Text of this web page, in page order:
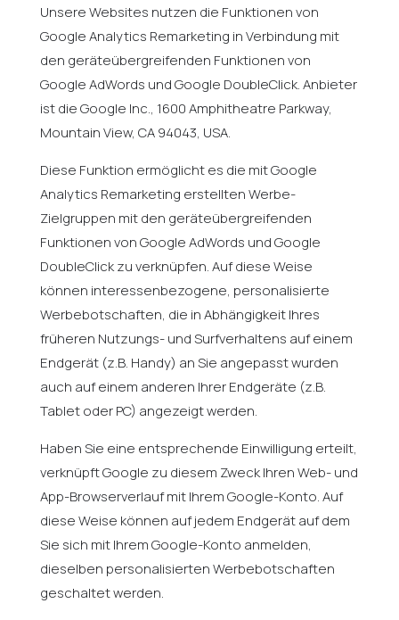
Unsere Websites nutzen die Funktionen von
Google Analytics Remarketing in Verbindung mit
den geräteübergreifenden Funktionen von
Google AdWords und Google DoubleClick. Anbieter
ist die Google Inc., 1600 Amphitheatre Parkway,
Mountain View, CA 94043, USA.
Diese Funktion ermöglicht es die mit Google
Analytics Remarketing erstellten Werbe-
Zielgruppen mit den geräteübergreifenden
Funktionen von Google AdWords und Google
DoubleClick zu verknüpfen. Auf diese Weise
können interessenbezogene, personalisierte
Werbebotschaften, die in Abhängigkeit Ihres
früheren Nutzungs- und Surfverhaltens auf einem
Endgerät (z.B. Handy) an Sie angepasst wurden
auch auf einem anderen Ihrer Endgeräte (z.B.
Tablet oder PC) angezeigt werden.
Haben Sie eine entsprechende Einwilligung erteilt,
verknüpft Google zu diesem Zweck Ihren Web- und
App-Browserverlauf mit Ihrem Google-Konto. Auf
diese Weise können auf jedem Endgerät auf dem
Sie sich mit Ihrem Google-Konto anmelden,
dieselben personalisierten Werbebotschaften
geschaltet werden.